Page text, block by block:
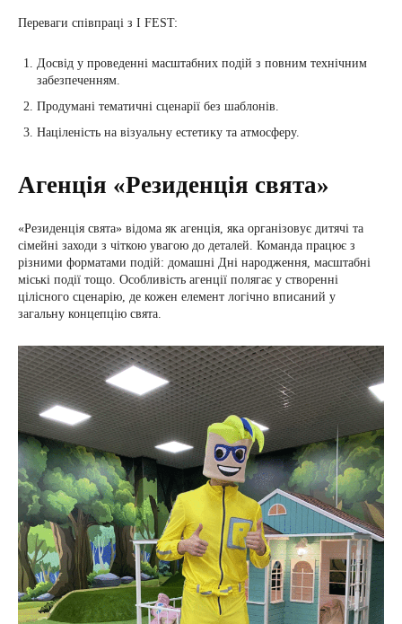
Переваги співпраці з I FEST:
Досвід у проведенні масштабних подій з повним технічним
забезпеченням.
Продумані тематичні сценарії без шаблонів.
Націленість на візуальну естетику та атмосферу.
Агенція «Резиденція свята»
«Резиденція свята» відома як агенція, яка організовує дитячі та
сімейні заходи з чіткою увагою до деталей. Команда працює з
різними форматами подій: домашні Дні народження, масштабні
міські події тощо. Особливість агенції полягає у створенні
цілісного сценарію, де кожен елемент логічно вписаний у
загальну концепцію свята.